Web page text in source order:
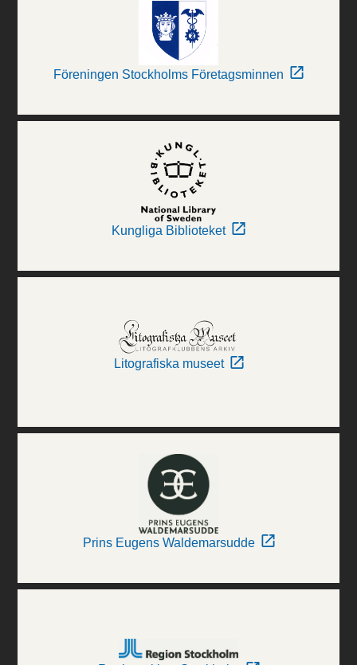
Föreningen Stockholms Företagsminnen
Kungliga Biblioteket
Litografiska museet
Prins Eugens Waldemarsudde